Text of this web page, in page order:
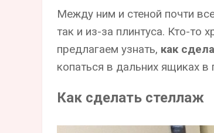
Между ним и стеной почти
так и из-за плинтуса. Кто-то
предлагаем узнать, как
копаться в дальних ящиках
Как сделать стеллаж